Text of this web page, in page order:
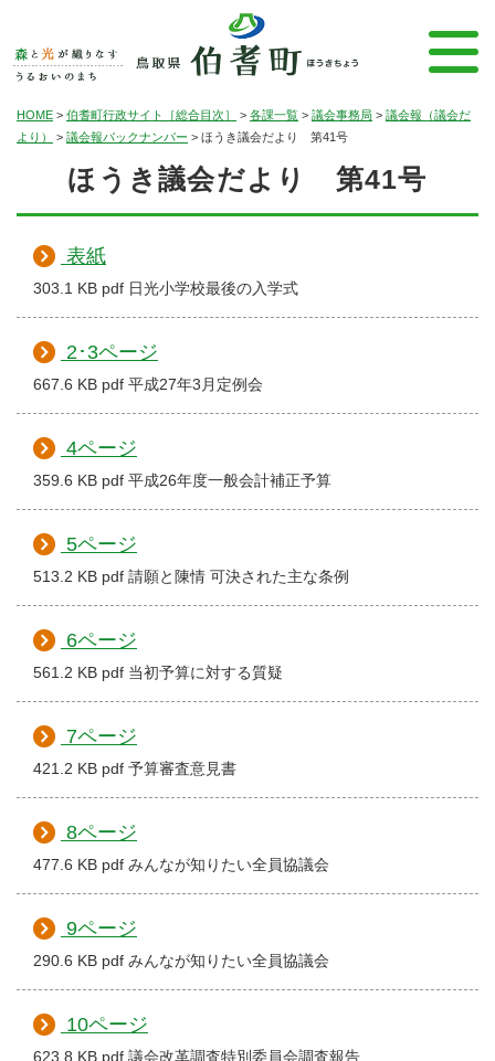
HOME > 伯耆町行政サイト［総合目次］ > 各課一覧 > 議会事務局 > 議会報（議会だ
より）
> 議会報バックナンバー > ほうき議会だより 第41号
ほうき議会だより 第41号
表紙
303.1 KB pdf 日光小学校最後の入学式
2･3ページ
667.6 KB pdf 平成27年3月定例会
4ページ
359.6 KB pdf 平成26年度一般会計補正予算
5ページ
513.2 KB pdf 請願と陳情 可決された主な条例
6ページ
561.2 KB pdf 当初予算に対する質疑
7ページ
421.2 KB pdf 予算審査意見書
8ページ
477.6 KB pdf みんなが知りたい全員協議会
9ページ
290.6 KB pdf みんなが知りたい全員協議会
10ページ
623.8 KB pdf 議会改革調査特別委員会調査報告